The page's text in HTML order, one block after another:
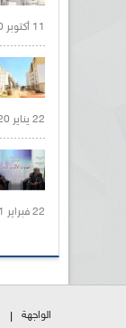
11 أكتوبر 2020 |
22 يناير 2020 |
22 فبراير 2021 |
الواجهة